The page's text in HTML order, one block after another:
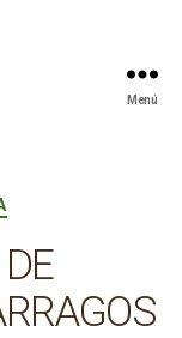
Menú